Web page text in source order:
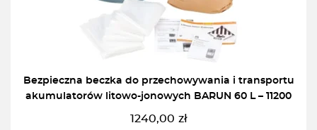
Bezpieczna beczka do przechowywania i transportu
akumulatorów litowo-jonowych BARUN 60 L – 11200
1240,00 zł